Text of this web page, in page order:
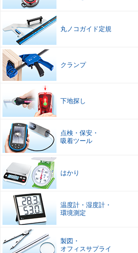
丸ノコガイド定規
クランプ
下地探し
点検 ・ 保安 ・
吸着ツール
はかり
温度計 ・ 湿度計 ・
環境測定
製図 ・
オフィスサプライ